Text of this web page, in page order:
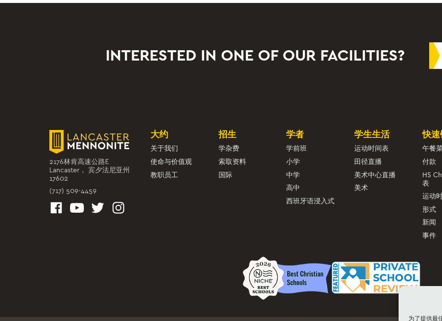
为了提供最
INTERESTED IN ONE OF OUR FACILITIES?
2176林肯高速公路E
Lancaster， 宾夕法尼亚州
17602
(717) 509-4459
大约
关于我们
使命与价值观
教职员工
招生
学杂费
索取资料
国际
学者
学前班
小学
中学
高中
西班牙语浸入式
学生生活
运动时间表
田径直播
美术中心直播
美术
快速
午餐
付款
HS
表
运动
形式
新闻
事件